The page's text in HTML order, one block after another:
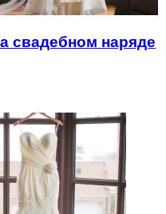
свадебном наряде